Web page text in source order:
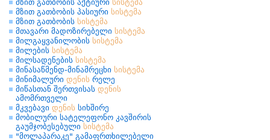
მზით გათბობის აქტიური სისტემა
მზით გათბობის პასიური სისტემა
მზით გათბობის სისტემა
მთავარი მადოზირებელი სისტემა
მილგაყვანილობის სისტემა
მილების სისტემა
მილსადენების სისტემა
მინასაწმენდ-მინამრეცხი სისტემა
მინიმალური დენის რელე
მიწასთან შერთვისას დენის
ამომრთველი
მკვებავი დენის სიხშირე
მობილური სატელეფონო კავშირის
გაუმჯობესებული სისტემა
"მოლაპარაკე" გამაფრთხილებელი